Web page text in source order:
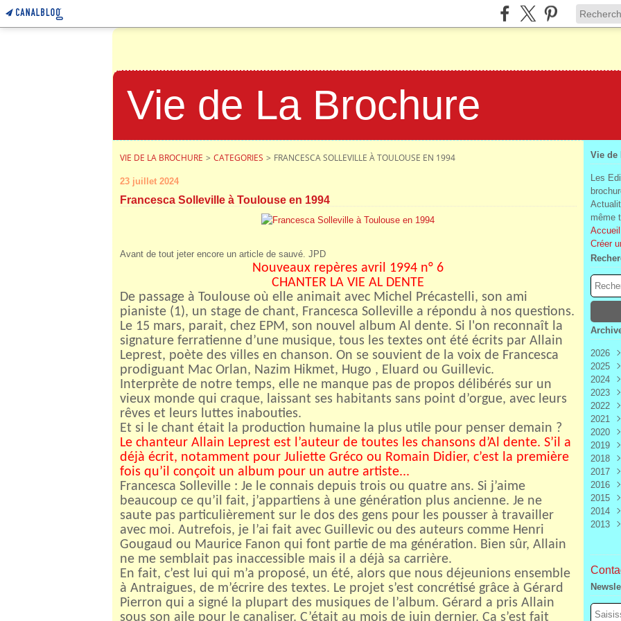
Vie de La Brochure
VIE DE LA BROCHURE > CATEGORIES > FRANCESCA SOLLEVILLE À TOULOUSE EN 1994
23 juillet 2024
Francesca Solleville à Toulouse en 1994
Avant de tout jeter encore un article de sauvé. JPD
Nouveaux repères avril 1994 n° 6
CHANTER LA VIE AL DENTE
De passage à Toulouse où elle animait avec Michel Précastelli, son ami
pianiste (1), un stage de chant, Francesca Solleville a répondu à nos questions.
Le 15 mars, parait, chez EPM, son nouvel album Al dente. Si l'on reconnaît la
signature ferratienne d’une musique, tous les textes ont été écrits par Allain
Leprest, poète des villes en chanson. On se souvient de la voix de Francesca
prodiguant Mac Orlan, Nazim Hikmet, Hugo , Eluard ou Guillevic.
Interprète de notre temps, elle ne manque pas de propos délibérés sur un
vieux monde qui craque, laissant ses habitants sans point d’orgue, avec leurs
rêves et leurs luttes inabouties.
Et si le chant était la production humaine la plus utile pour penser demain ?
Le chanteur Allain Leprest est l’auteur de toutes les chansons d’Al dente. S’il a
déjà écrit, notamment pour Juliette Gréco ou Romain Didier, c’est la première
fois qu’il conçoit un album pour un autre artiste...
Francesca Solleville : Je le connais depuis trois ou quatre ans. Si j’aime
beaucoup ce qu’il fait, j’appartiens à une génération plus ancienne. Je ne
saute pas particulièrement sur le dos des gens pour les pousser à travailler
avec moi. Autrefois, je l’ai fait avec Guillevic ou des auteurs comme Henri
Gougaud ou Maurice Fanon qui font partie de ma génération. Bien sûr, Allain
ne me semblait pas inaccessible mais il a déjà sa carrière.
En fait, c’est lui qui m’a proposé, un été, alors que nous déjeunions ensemble
à Antraigues, de m’écrire des textes. Le projet s’est concrétisé grâce à Gérard
Pierron qui a signé la plupart des musiques de l’album. Gérard a pris Allain
sous son aile pour le canaliser. C’était au mois de juin dernier. Ça s’est fait
Vie de
Les
même
Créer
2026
Août
Juin
Mai
Avril
Mars
2025
Août
Juin
Mai
Avril
Mars
2024
Août
Juin
Mai
Avril
Mars
2023
Août
Juin
Mai
Avril
Mars
2022
Août
Juin
Mai
Avril
2021
Août
Juin
Mai
2020
Août
Juin
Mars
2019
Août
Avril
2018
Août
Mai
2017
Juin
Mai
2016
Juin
Mai
2015
Août
Juin
Mai
2014
Juin
Mai
2013